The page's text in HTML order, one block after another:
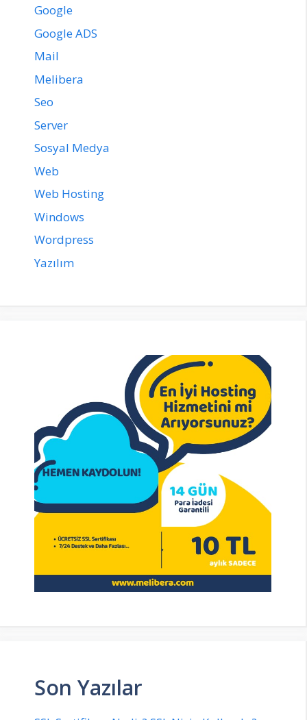
Google
Google ADS
Mail
Melibera
Seo
Server
Sosyal Medya
Web
Web Hosting
Windows
Wordpress
Yazılım
Son Yazılar